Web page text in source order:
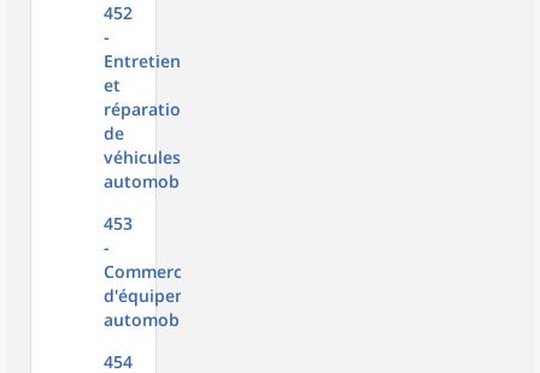
452
-
Entretien
et
réparation
de
véhicules
automobiles
453
-
Commerce
d'équipements
automobiles
454